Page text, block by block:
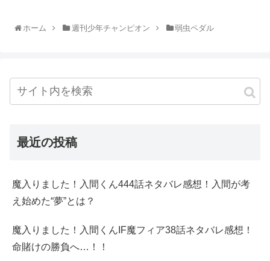
ホーム 週刊少年チャンピオン 弱虫ペダル
最近の投稿
魔入りました！入間くん444話ネタバレ感想！入間が考
え始めた“夢”とは？
魔入りました！入間くんIF魔フィア38話ネタバレ感想！
命賭けの勝負へ…！！